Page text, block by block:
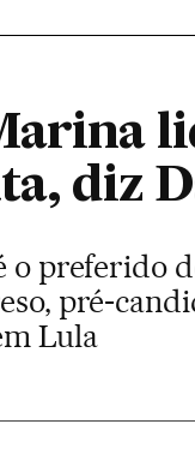
diz
preferido
pré-
Lula